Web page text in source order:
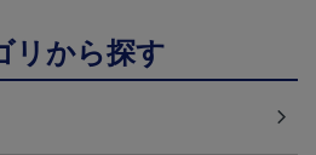
リから探す